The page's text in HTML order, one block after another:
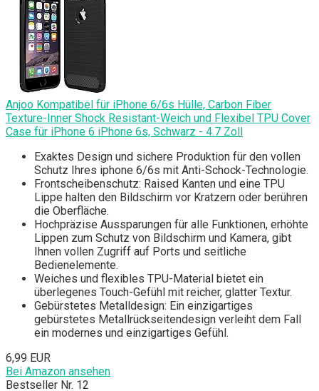
Anjoo Kompatibel für iPhone 6/6s Hülle, Carbon Fiber
Texture-Inner Shock Resistant-Weich und Flexibel TPU Cover
Case für iPhone 6 iPhone 6s, Schwarz - 4.7 Zoll
Exaktes Design und sichere Produktion für den vollen
Schutz Ihres iphone 6/6s mit Anti-Schock-Technologie.
Frontscheibenschutz: Raised Kanten und eine TPU
Lippe halten den Bildschirm vor Kratzern oder berühren
die Oberfläche.
Hochpräzise Aussparungen für alle Funktionen, erhöhte
Lippen zum Schutz von Bildschirm und Kamera, gibt
Ihnen vollen Zugriff auf Ports und seitliche
Bedienelemente.
Weiches und flexibles TPU-Material bietet ein
überlegenes Touch-Gefühl mit reicher, glatter Textur.
Gebürstetes Metalldesign: Ein einzigartiges
gebürstetes Metallrückseitendesign verleiht dem Fall
ein modernes und einzigartiges Gefühl.
6,99 EUR
Bei Amazon ansehen
Bestseller Nr. 12